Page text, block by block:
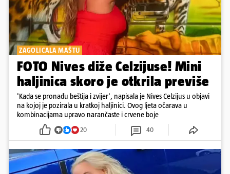
ZAGOLICALA MAŠTU
FOTO Nives diže Celzijuse! Mini
haljinica skoro je otkrila previše
'Kada se pronađu beštija i zvijer', napisala je Nives Celzijus u objavi
na kojoj je pozirala u kratkoj haljinici. Ovog ljeta očarava u
kombinacijama upravo narančaste i crvene boje
20 40